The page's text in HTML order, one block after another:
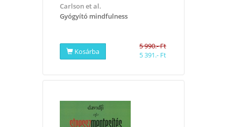
Carlson et al.
Gyógyító mindfulness
Kosárba
5 990.- Ft
5 391.- Ft